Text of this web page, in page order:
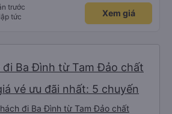
trước
tức
Xem giá
Ba Đình từ Tam Đảo chất
vé ưu đãi nhất: 5 chuyến
đi Ba Đình từ Tam Đảo chất